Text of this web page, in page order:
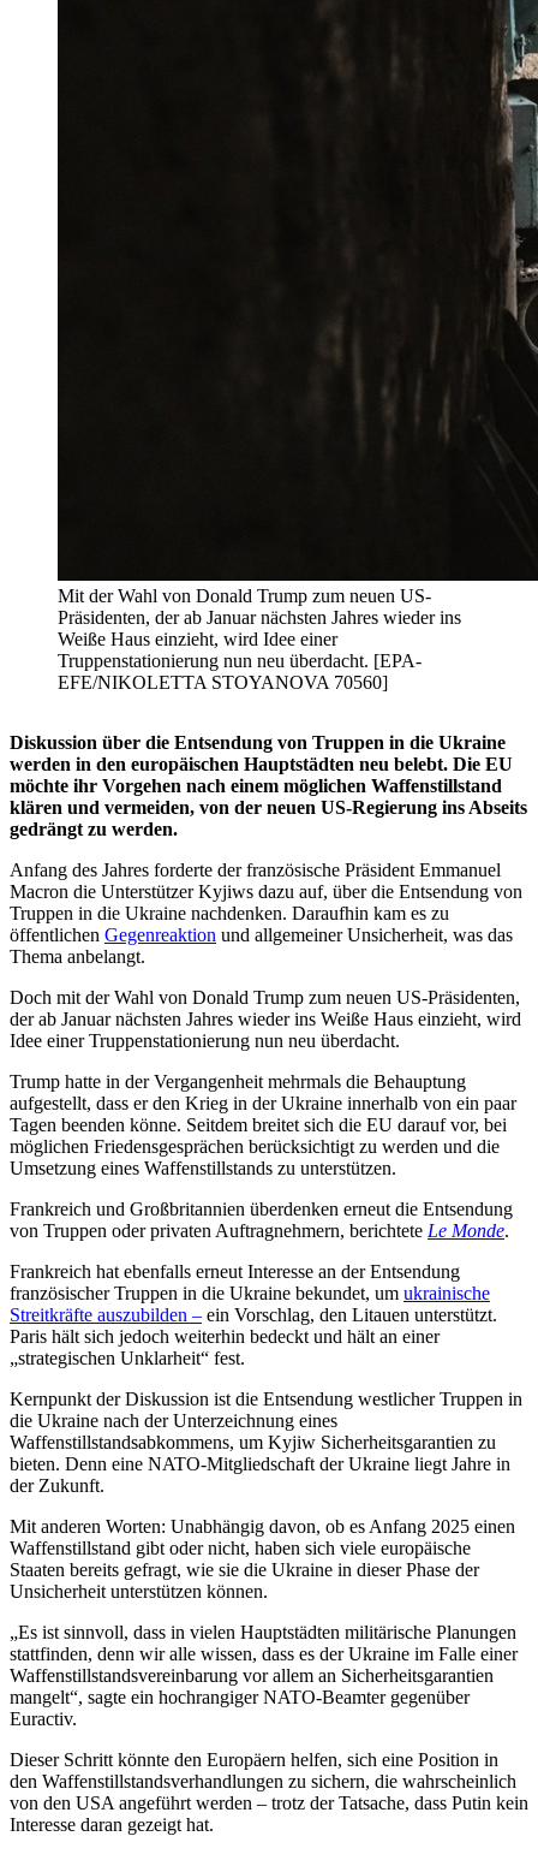
Mit der Wahl von Donald Trump zum neuen US-
Präsidenten, der ab Januar nächsten Jahres wieder ins
Weiße Haus einzieht, wird Idee einer
Truppenstationierung nun neu überdacht. [EPA-
EFE/NIKOLETTA STOYANOVA 70560]
Diskussion über die Entsendung von Truppen in die Ukraine
werden in den europäischen Hauptstädten neu belebt. Die EU
möchte ihr Vorgehen nach einem möglichen Waffenstillstand
klären und vermeiden, von der neuen US-Regierung ins Abseits
gedrängt zu werden.
Anfang des Jahres forderte der französische Präsident Emmanuel
Macron die Unterstützer Kyjiws dazu auf, über die Entsendung von
Truppen in die Ukraine nachdenken. Daraufhin kam es zu
öffentlichen Gegenreaktion und allgemeiner Unsicherheit, was das
Thema anbelangt.
Doch mit der Wahl von Donald Trump zum neuen US-Präsidenten,
der ab Januar nächsten Jahres wieder ins Weiße Haus einzieht, wird
Idee einer Truppenstationierung nun neu überdacht.
Trump hatte in der Vergangenheit mehrmals die Behauptung
aufgestellt, dass er den Krieg in der Ukraine innerhalb von ein paar
Tagen beenden könne. Seitdem breitet sich die EU darauf vor, bei
möglichen Friedensgesprächen berücksichtigt zu werden und die
Umsetzung eines Waffenstillstands zu unterstützen.
Frankreich und Großbritannien überdenken erneut die Entsendung
von Truppen oder privaten Auftragnehmern, berichtete Le Monde.
Frankreich hat ebenfalls erneut Interesse an der Entsendung
französischer Truppen in die Ukraine bekundet, um ukrainische
Streitkräfte auszubilden – ein Vorschlag, den Litauen unterstützt.
Paris hält sich jedoch weiterhin bedeckt und hält an einer
„strategischen Unklarheit“ fest.
Kernpunkt der Diskussion ist die Entsendung westlicher Truppen in
die Ukraine nach der Unterzeichnung eines
Waffenstillstandsabkommens, um Kyjiw Sicherheitsgarantien zu
bieten. Denn eine NATO-Mitgliedschaft der Ukraine liegt Jahre in
der Zukunft.
Mit anderen Worten: Unabhängig davon, ob es Anfang 2025 einen
Waffenstillstand gibt oder nicht, haben sich viele europäische
Staaten bereits gefragt, wie sie die Ukraine in dieser Phase der
Unsicherheit unterstützen können.
„Es ist sinnvoll, dass in vielen Hauptstädten militärische Planungen
stattfinden, denn wir alle wissen, dass es der Ukraine im Falle einer
Waffenstillstandsvereinbarung vor allem an Sicherheitsgarantien
mangelt“, sagte ein hochrangiger NATO-Beamter gegenüber
Euractiv.
Dieser Schritt könnte den Europäern helfen, sich eine Position in
den Waffenstillstandsverhandlungen zu sichern, die wahrscheinlich
von den USA angeführt werden – trotz der Tatsache, dass Putin kein
Interesse daran gezeigt hat.